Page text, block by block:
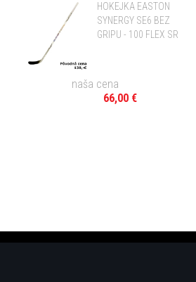
HOKEJKA EASTON
SYNERGY SE6 BEZ
GRIPU - 100 FLEX SR
naša cena
66,00 €